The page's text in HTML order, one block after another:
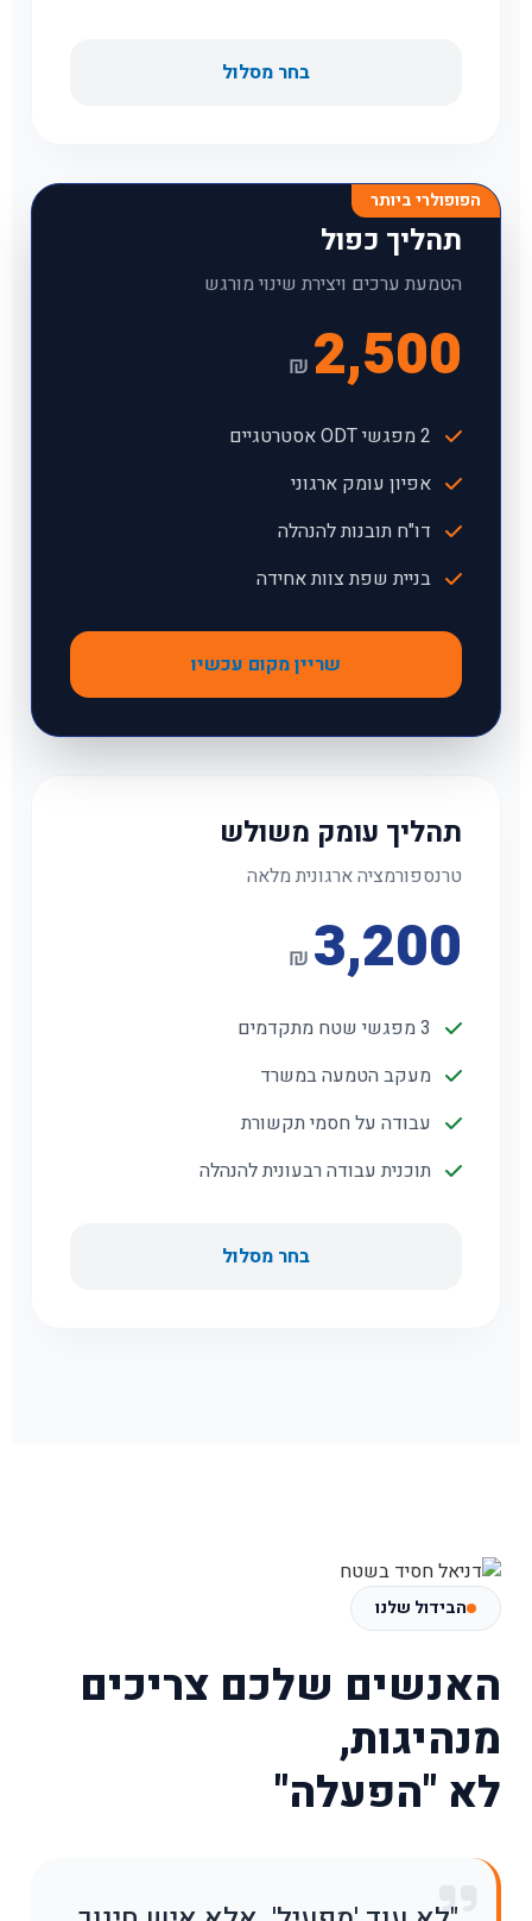
בחר מסלול
הפופולרי ביותר
תהליך כפול
הטמעת ערכים ויצירת שינוי מורגש
2,500
₪
2 מפגשי ODT אסטרטגיים
אפיון עומק ארגוני
דו"ח תובנות להנהלה
בניית שפת צוות אחידה
שריין מקום עכשיו
תהליך עומק משולש
טרנספורמציה ארגונית מלאה
3,200
₪
3 מפגשי שטח מתקדמים
מעקב הטמעה במשרד
עבודה על חסמי תקשורת
תוכנית עבודה רבעונית להנהלה
בחר מסלול
הבידול שלנו
האנשים שלכם צריכים
מנהיגות,
לא "הפעלה"